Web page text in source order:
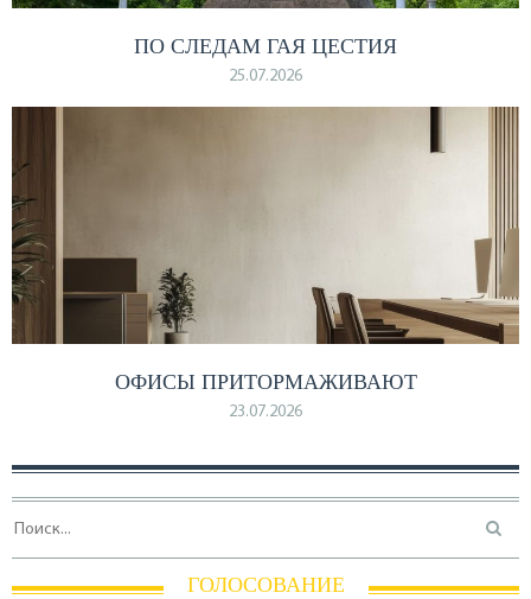
ПО СЛЕДАМ ГАЯ ЦЕСТИЯ
25.07.2026
ОФИСЫ ПРИТОРМАЖИВАЮТ
23.07.2026
ГОЛОСОВАНИЕ